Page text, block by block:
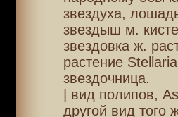
звездуха,
звездыш м.
звездовка ж.
растение
звездочница.
| вид полипов,
другой вид того